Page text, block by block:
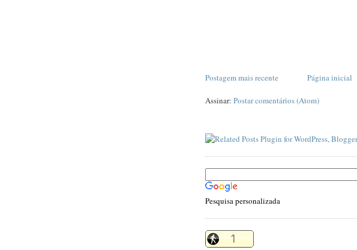
Postagem mais recente Página inicial
Assinar: Postar comentários (Atom)
Pesquisa personalizada